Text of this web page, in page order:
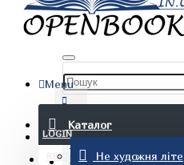
БЛОГ
Menu
Каталог
Не художня
LOGIN
REGISTER